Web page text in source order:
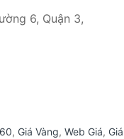
6, Quận 3,
, Giá Vàng, Web Giá, Giá